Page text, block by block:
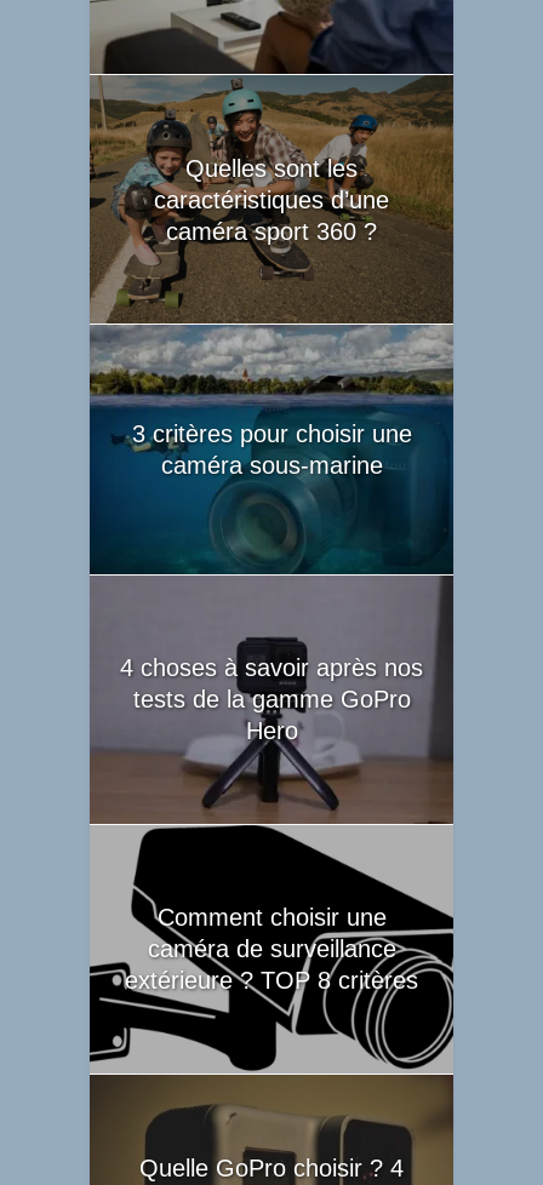
Quelles sont les
caractéristiques d’une
caméra sport 360 ?
3 critères pour choisir une
caméra sous-marine
4 choses à savoir après nos
tests de la gamme GoPro
Hero
Comment choisir une
caméra de surveillance
extérieure ? TOP 8 critères
Quelle GoPro choisir ? 4